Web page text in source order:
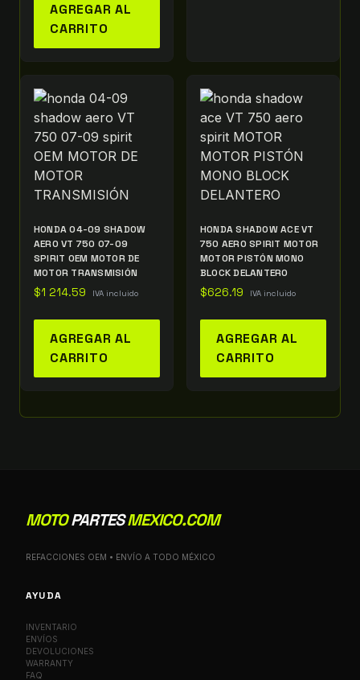
AGREGAR AL
CARRITO
HONDA 04-09 SHADOW
AERO VT 750 07-09
SPIRIT OEM MOTOR DE
MOTOR TRANSMISIÓN
$1 214.59 IVA incluido
AGREGAR AL
CARRITO
HONDA SHADOW ACE VT
750 AERO SPIRIT MOTOR
MOTOR PISTÓN MONO
BLOCK DELANTERO
$626.19 IVA incluido
AGREGAR AL
CARRITO
MOTOPARTESMEXICO.COM
REFACCIONES OEM • ENVÍO A TODO MÉXICO
AYUDA
INVENTARIO
ENVÍOS
DEVOLUCIONES
WARRANTY
FAQ